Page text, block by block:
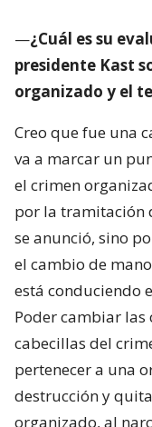
—¿Cuál es su
presidente Kast
organizado y el
Creo que fue una
va a marcar un
el crimen
por la tramitación
se anunció, sino
el cambio de
está conduciendo
Poder cambiar las
cabecillas del
pertenecer a una
destrucción y
organizado, al